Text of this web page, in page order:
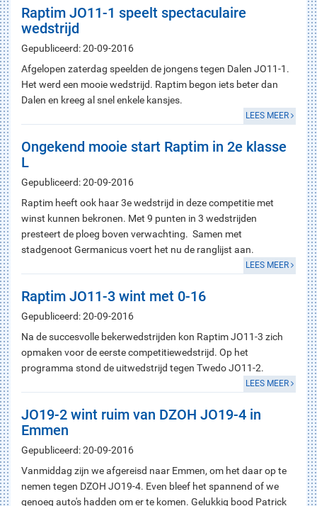
Raptim JO11-1 speelt spectaculaire
wedstrijd
Gepubliceerd: 20-09-2016
Afgelopen zaterdag speelden de jongens tegen Dalen JO11-1.
Het werd een mooie wedstrijd. Raptim begon iets beter dan
Dalen en kreeg al snel enkele kansjes.
LEES MEER
Ongekend mooie start Raptim in 2e klasse
L
Gepubliceerd: 20-09-2016
Raptim heeft ook haar 3e wedstrijd in deze competitie met
winst kunnen bekronen. Met 9 punten in 3 wedstrijden
presteert de ploeg boven verwachting. Samen met
stadgenoot Germanicus voert het nu de ranglijst aan.
LEES MEER
Raptim JO11-3 wint met 0-16
Gepubliceerd: 20-09-2016
Na de succesvolle bekerwedstrijden kon Raptim JO11-3 zich
opmaken voor de eerste competitiewedstrijd. Op het
programma stond de uitwedstrijd tegen Twedo JO11-2.
LEES MEER
JO19-2 wint ruim van DZOH JO19-4 in
Emmen
Gepubliceerd: 20-09-2016
Vanmiddag zijn we afgereisd naar Emmen, om het daar op te
nemen tegen DZOH JO19-4. Even bleef het spannend of we
genoeg auto's hadden om er te komen. Gelukkig bood Patrick